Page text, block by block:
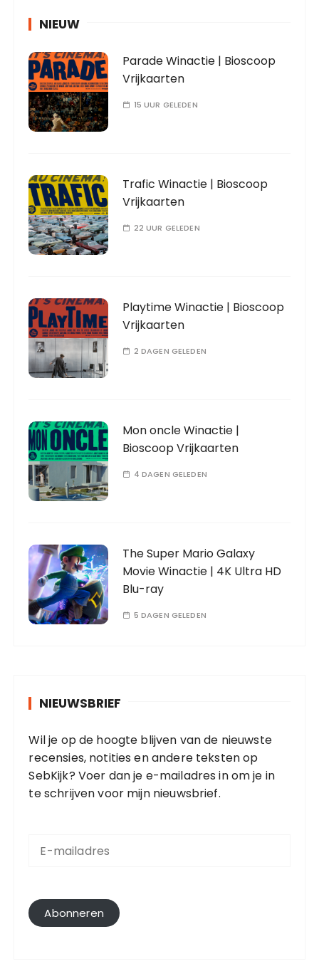
NIEUW
Parade Winactie | Bioscoop
Vrijkaarten
15 UUR GELEDEN
Trafic Winactie | Bioscoop
Vrijkaarten
22 UUR GELEDEN
Playtime Winactie | Bioscoop
Vrijkaarten
2 DAGEN GELEDEN
Mon oncle Winactie |
Bioscoop Vrijkaarten
4 DAGEN GELEDEN
The Super Mario Galaxy
Movie Winactie | 4K Ultra HD
Blu-ray
5 DAGEN GELEDEN
NIEUWSBRIEF
Wil je op de hoogte blijven van de nieuwste
recensies, notities en andere teksten op
SebKijk? Voer dan je e-mailadres in om je in
te schrijven voor mijn nieuwsbrief.
l
a
Abonneren